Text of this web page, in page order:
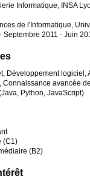
Informatique, INSA
de l'Informatique,
Septembre 2011 - Juin
Développement logiciel,
Connaissance avancée
Python, JavaScript)
(C1)
(B2)